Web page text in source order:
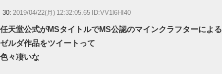
30: 2019/04/22(月) 12:32:05.65 ID:VV1l6HI40
任天堂公式がMSタイトルでMS公認のマインクラフターによる
ゼルダ作品をツイートって
色々凄いな